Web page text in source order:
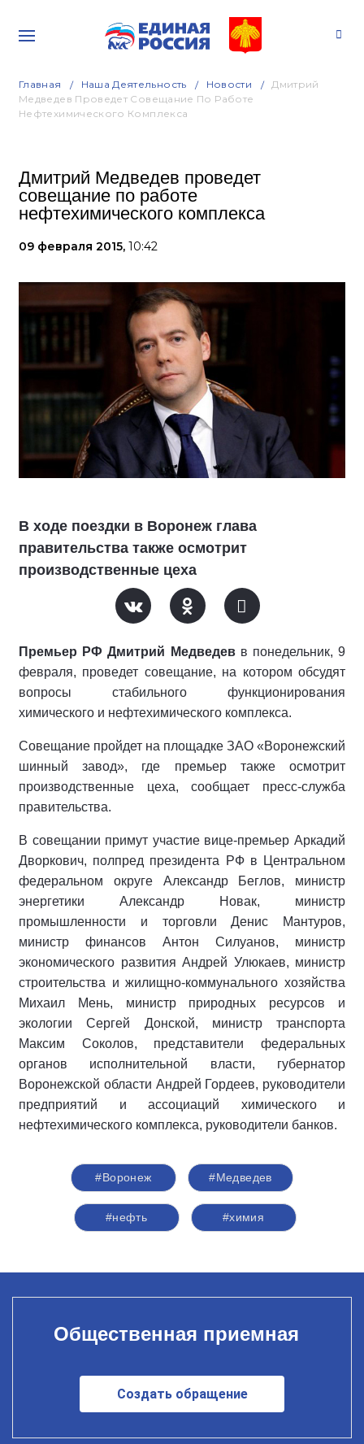
Главная Наша Деятельность Новости
Дмитрий
Медведев Проведет Совещание По Работе
Нефтехимического Комплекса
Дмитрий Медведев проведет
совещание по работе
нефтехимического комплекса
09 февраля 2015, 10:42
В ходе поездки в Воронеж глава
правительства также осмотрит
производственные цеха
Премьер РФ Дмитрий Медведевв понедельник, 9
февраля, проведет совещание, на котором обсудят
вопросы стабильного функционирования
химического и нефтехимического комплекса.
Совещание пройдет на площадке ЗАО «Воронежский
шинный завод», где премьер также осмотрит
производственные цеха, сообщает пресс-служба
правительства.
В совещании примут участие вице-премьер Аркадий
Дворкович, полпред президента РФ в Центральном
федеральном округе Александр Беглов, министр
энергетики Александр Новак, министр
промышленности и торговли Денис Мантуров,
министр финансов Антон Силуанов, министр
экономического развития Андрей Улюкаев, министр
строительства и жилищно-коммунального хозяйства
Михаил Мень, министр природных ресурсов и
экологии Сергей Донской, министр транспорта
Максим Соколов, представители федеральных
органов исполнительной власти, губернатор
Воронежской области Андрей Гордеев, руководители
предприятий и ассоциаций химического и
нефтехимического комплекса, руководители банков.
#Воронеж #Медведев
#нефть #химия
Общественная приемная
Создать обращение